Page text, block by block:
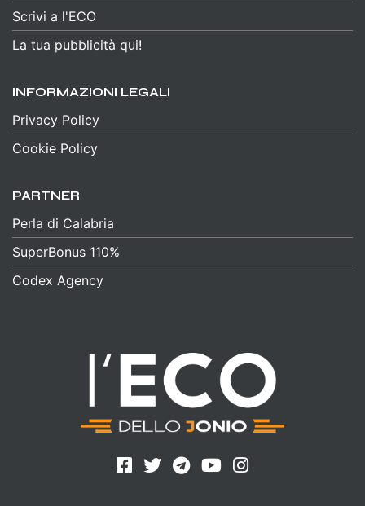
Scrivi a l'ECO
La tua pubblicità qui!
INFORMAZIONI LEGALI
Privacy Policy
Cookie Policy
PARTNER
Perla di Calabria
SuperBonus 110%
Codex Agency